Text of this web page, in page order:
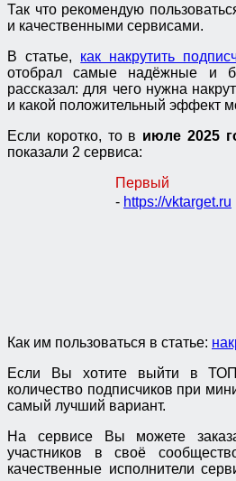
Так что рекомендую
и качественными сервисами.
В статье, как накрутить
отобрал самые надёжные и
рассказал: для чего нужна
и какой положительный эффект
Если коротко, то в июле 2025
показали 2 сервиса:
Первый
- https://vktarget.ru
Как им пользоваться в статье:
Если Вы хотите выйти в
количество подписчиков при
самый лучший вариант.
На сервисе Вы можете
участников в своё
качественные исполнители